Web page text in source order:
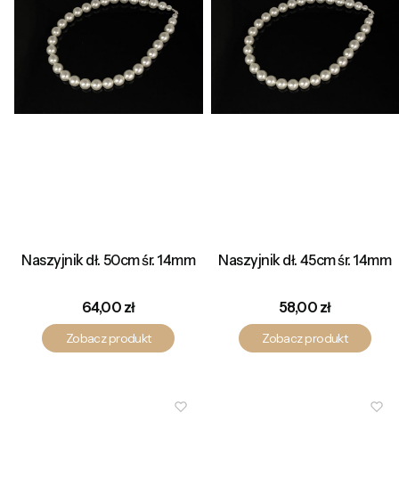
Naszyjnik dł. 50cm śr. 14mm
Cena
64,00 zł
Zobacz produkt
Naszyjnik dł. 45cm śr. 14mm
Cena
58,00 zł
Zobacz produkt